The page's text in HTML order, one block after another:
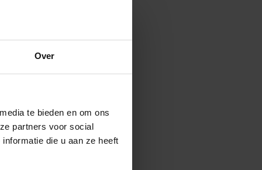
Over
te bieden en om ons
partners voor social
die u aan ze heeft